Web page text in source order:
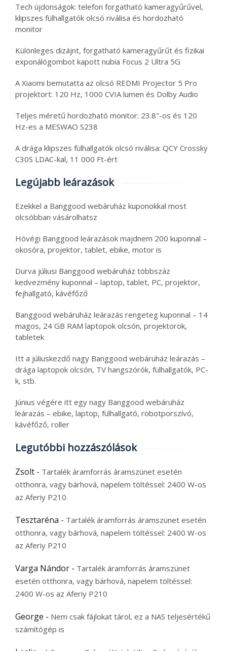
Tech újdonságok: telefon forgatható kameragyűrűvel,
klipszes fülhallgatók olcsó riválisa és hordozható
monitor
Különleges dizájnt, forgatható kameragyűrűt és fizikai
exponálógombot kapott nubia Focus 2 Ultra 5G
A Xiaomi bemutatta az olcsó REDMI Projector 5 Pro
projektort: 120 Hz, 1000 CVIA lumen és Dolby Audio
Teljes méretű hordozható monitor: 23.8″-os és 120
Hz-es a MESWAO S238
A drága klipszes fülhallgatók olcsó riválisa: QCY Crossky
C30S LDAC-kal, 11 000 Ft-ért
Legújabb leárazások
Ezekkel a Banggood webáruház kuponokkal most
olcsóbban vásárolhatsz
Hóvégi Banggood leárazások majdnem 200 kuponnal –
okosóra, projektor, tablet, ebike, motor is
Durva júliusi Banggood webáruház többszáz
kedvezmény kuponnal – laptop, tablet, PC, projektor,
fejhallgató, kávéfőző
Banggood webáruház leárazás rengeteg kuponnal – 14
magos, 24 GB RAM laptopok olcsón, projektorok,
tabletek
Itt a júliuskezdő nagy Banggood webáruház leárazás –
drága laptopok olcsón, TV hangszórók, fülhallgatók, PC-
k, stb.
Június végére itt egy nagy Banggood webáruház
leárazás – ebike, laptop, fülhallgató, robotporszívó,
kávéfőző, roller
Legutóbbi hozzászólások
Zsolt - Tartalék áramforrás áramszünet esetén
otthonra, vagy bárhová, napelem töltéssel: 2400 W-os
az Aferiy P210
Tesztaréna - Tartalék áramforrás áramszünet esetén
otthonra, vagy bárhová, napelem töltéssel: 2400 W-os
az Aferiy P210
Varga Nándor - Tartalék áramforrás áramszünet
esetén otthonra, vagy bárhová, napelem töltéssel:
2400 W-os az Aferiy P210
George - Nem csak fájlokat tárol, ez a NAS teljesértékű
számítógép is